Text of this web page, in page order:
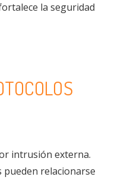
la seguridad
intrusión externa.
pueden relacionarse